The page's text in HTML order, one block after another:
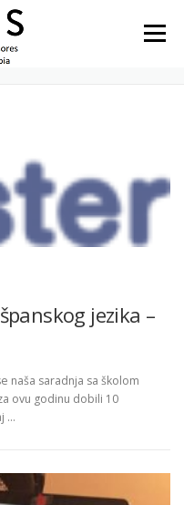
Menu
jezika –
naša saradnja sa školom
ovu godinu dobili 10
…